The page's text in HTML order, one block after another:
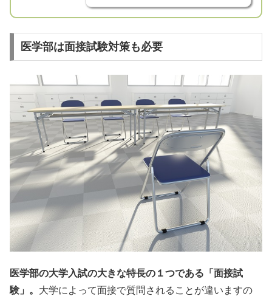
医学部は面接試験対策も必要
医学部の大学入試の大きな特長の１つである「面接試
験」。 大学によって面接で質問されることが違いますの